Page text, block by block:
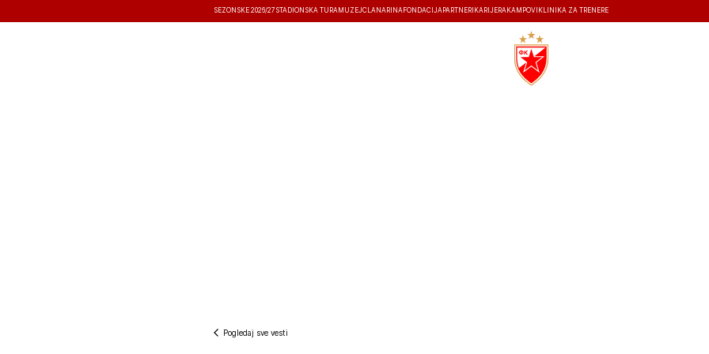
SEZONSKE 2026/27 STADIONSKA TURA MUZEJČLANARINA FONDACIJA PARTNERI KARIJERA KAMPOVI KLINIKA ZA TRENERE
Pogledaj sve vesti